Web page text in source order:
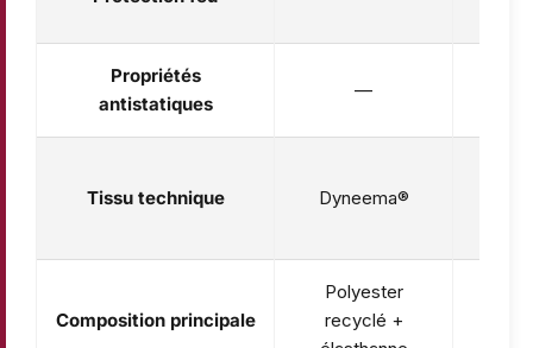
Propriétés
antistatiques
—
Tissu technique Dyneema®
Composition principale
Polyester
recyclé +